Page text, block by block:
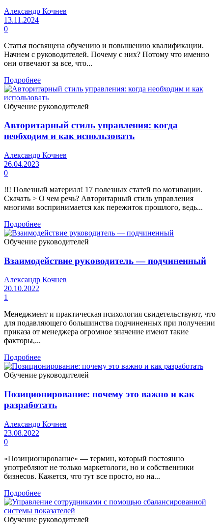
Александр Кочнев
13.11.2024
0
Статья посвящена обучению и повышению квалификации.
Начнем с руководителей. Почему с них? Потому что именно
они отвечают за все, что...
Подробнее
Обучение руководителей
Авторитарный стиль управления: когда
необходим и как использовать
Александр Кочнев
26.04.2023
0
!!! Полезный материал! 17 полезных статей по мотивации.
Скачать > О чем речь? Авторитарный стиль управления
многими воспринимается как пережиток прошлого, ведь...
Подробнее
Обучение руководителей
Взаимодействие руководитель — подчиненный
Александр Кочнев
20.10.2022
1
Менеджмент и практическая психология свидетельствуют, что
для подавляющего большинства подчиненных при получении
приказа от менеджера огромное значение имеют такие
факторы,...
Подробнее
Обучение руководителей
Позиционирование: почему это важно и как
разработать
Александр Кочнев
23.08.2022
0
«Позиционирование» — термин, который постоянно
употребляют не только маркетологи, но и собственники
бизнесов. Кажется, что тут все просто, но на...
Подробнее
Обучение руководителей